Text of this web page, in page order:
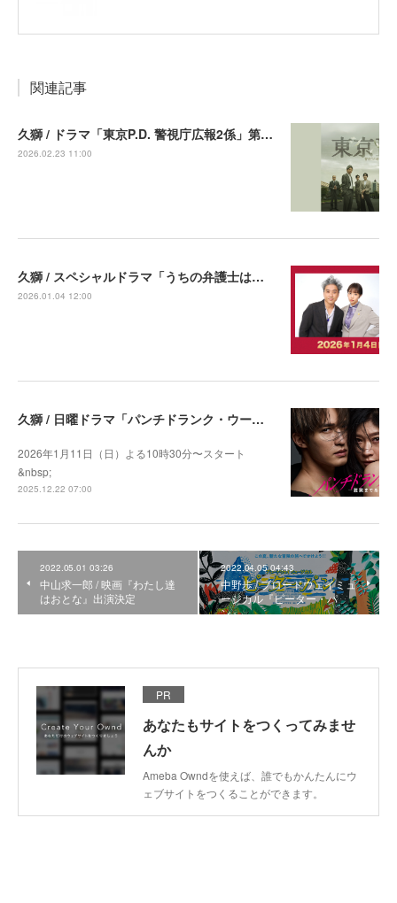
関連記事
久獅 / ドラマ「東京P.D. 警視庁広報2係」第５話出演決定
2026.02.23 11:00
久獅 / スペシャルドラマ「うちの弁護士はまたしても手がかかる」出演
2026.01.04 12:00
久獅 / 日曜ドラマ「パンチドランク・ウーマン −脱獄まであと××日−」出演決定
2026年1月11日（日）よる10時30分〜スタート
&nbsp;
2025.12.22 07:00
2022.05.01 03:26
中山求一郎 / 映画『わたし達
はおとな』出演決定
2022.04.05 04:43
中野歩 / ブロードウェイミュ
ージカル『ピーター・パ
ン』
PR
あなたもサイトをつくってみませ
んか
Ameba Owndを使えば、誰でもかんたんにウ
ェブサイトをつくることができます。